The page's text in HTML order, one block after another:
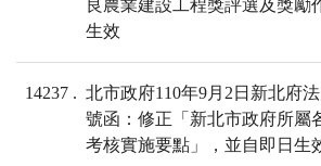
良農業建設工程獎評選及獎勵
生效
14237
北市政府110年9月2日新北府
號函：修正「新北市政府所屬
考核實施要點」，並自即日生